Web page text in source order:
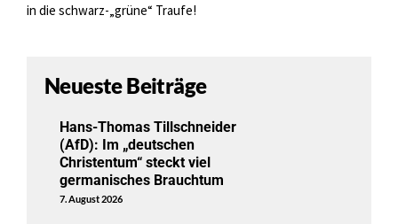
in die schwarz-„grüne“ Traufe!
Neueste Beiträge
Hans-Thomas Tillschneider
(AfD): Im „deutschen
Christentum“ steckt viel
germanisches Brauchtum
7. August 2026